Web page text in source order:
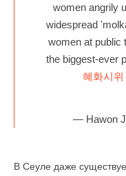
women angrily
widespread
women at public
the biggest-ever
혜화시위
— Hawon
В Сеуле даже